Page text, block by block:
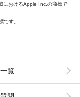
におけるApple Inc.の商標で
す。
覧